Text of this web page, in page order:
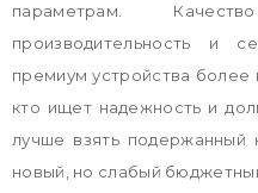
параметрам.
производительность и
премиум устройства
кто ищет надежность и
лучше взять подержанный
новый, но слабый